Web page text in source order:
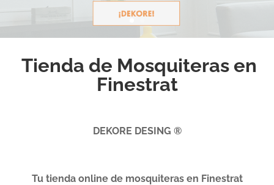
Tienda de Mosquiteras en
Finestrat
DEKORE DESING ®
Tu tienda online de mosquiteras en Finestrat